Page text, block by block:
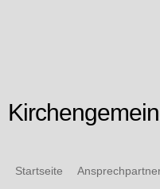
Startseite